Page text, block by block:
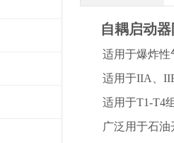
自耦启动
适用于爆炸性
适用于IIA、IIB
适用于T1-T4组
广泛用于石油开